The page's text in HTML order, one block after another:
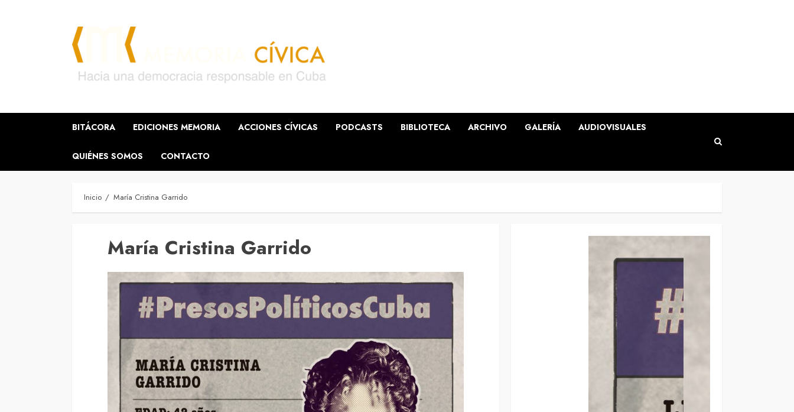
BITÁCORA EDICIONES MEMORIA ACCIONES CÍVICAS PODCASTS BIBLIOTECA ARCHIVO GALERÍA AUDIOVISUALES
QUIÉNES SOMOS CONTACTO
Inicio María Cristina Garrido
María Cristina Garrido